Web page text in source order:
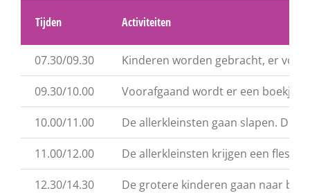
Tijden Activiteiten
07.30/09.30 Kinderen worden gebracht, er
09.30/10.00 Voorafgaand wordt er een boekje
10.00/11.00 De allerkleinsten gaan slapen. De
11.00/12.00 De allerkleinsten krijgen een fles.
12.30/14.30 De grotere kinderen gaan naar